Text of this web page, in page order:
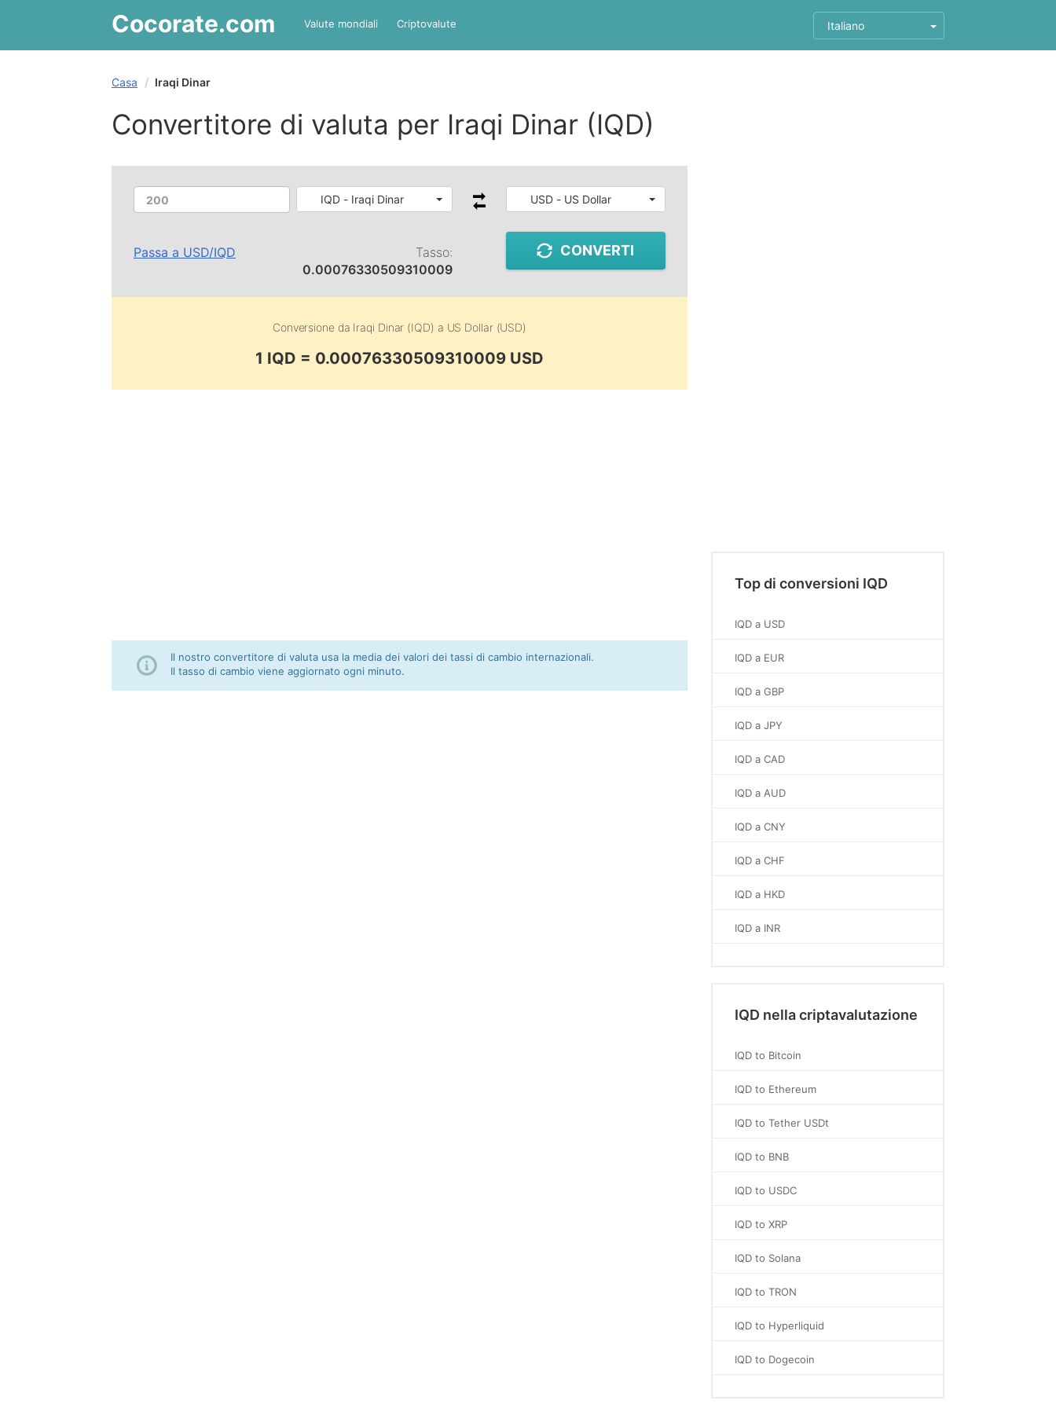
Cocorate.com Valute mondiali Criptovalute Italiano
Casa Iraqi Dinar
Convertitore di valuta per Iraqi Dinar (IQD)
IQD - Iraqi Dinar USD - US Dollar
Passa a USD/IQD
Tasso:
0.00076330509310009
CONVERTI
Conversione da Iraqi Dinar (IQD) a US Dollar (USD)
1 IQD = 0.00076330509310009 USD
Il nostro convertitore di valuta usa la media dei valori dei tassi di cambio internazionali.
Il tasso di cambio viene aggiornato ogni minuto.
Top di conversioni IQD
IQD a USD
IQD a EUR
IQD a GBP
IQD a JPY
IQD a CAD
IQD a AUD
IQD a CNY
IQD a CHF
IQD a HKD
IQD a INR
IQD nella criptavalutazione
IQD to Bitcoin
IQD to Ethereum
IQD to Tether USDt
IQD to BNB
IQD to USDC
IQD to XRP
IQD to Solana
IQD to TRON
IQD to Hyperliquid
IQD to Dogecoin